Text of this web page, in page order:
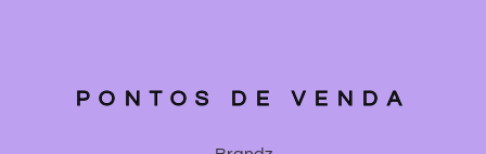
PONTOS DE VENDA